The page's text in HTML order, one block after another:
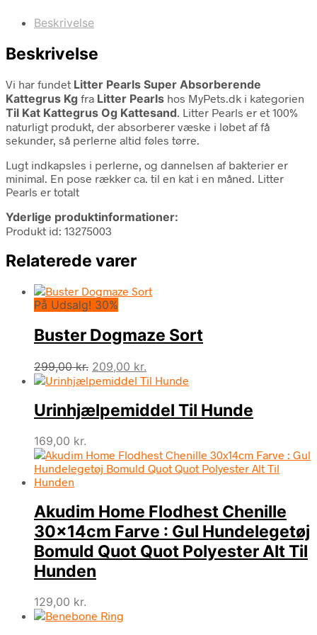
Beskrivelse
Beskrivelse
Vi har fundet Litter Pearls Super Absorberende
Kattegrus Kg fra Litter Pearls hos MyPets.dk i kategorien
Til Kat Kattegrus Og Kattesand. Litter Pearls er et 100%
naturligt produkt, der absorberer væske i løbet af få
sekunder, så perlerne altid føles tørre.
Lugt indkapsles i perlerne, og dannelsen af bakterier er
minimal. En pose rækker ca. til en kat i en måned. Litter
Pearls er totalt
Yderlige produktinformationer:
Produkt id: 13275003
Relaterede varer
På Udsalg! 30%
Buster Dogmaze Sort
299,00kr. Den
oprindelige
var:
299,00 kr..
209,00 kr.
aktuelle
er:
209,00 kr..
Urinhjælpemiddel Til Hunde
169,00 kr.
Akudim Home Flodhest Chenille
30x14cm Farve : Gul Hundelegetøj
Bomuld Quot Quot Polyester Alt Til
Hunden
129,00 kr.